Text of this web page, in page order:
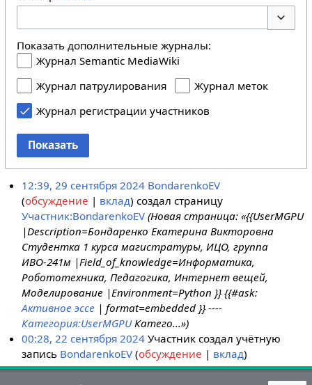
Показать дополнительные журналы:
Журнал Semantic MediaWiki
Журнал патрулирования
Журнал меток
Журнал регистрации участников
Показать
12:39, 29 сентября 2024 BondarenkoEV
обсуждение
вклад создал страницу
Участник:BondarenkoEV (Новая страница: «{{UserMGPU
|Description=Бондаренко Екатерина Викторовна
Студентка 1 курса магистратуры, ИЦО, группа
ИВО-241м |Field_of_knowledge=Информатика,
Робототехника, Педагогика, Интернет вещей,
Моделирование |Environment=Python }} {{#ask:
Активное эссе | format=embedded }} ----
Категория:UserMGPUКатего...»)
00:28, 22 сентября 2024 Участник создал учётную
запись BondarenkoEV обсуждение вклад